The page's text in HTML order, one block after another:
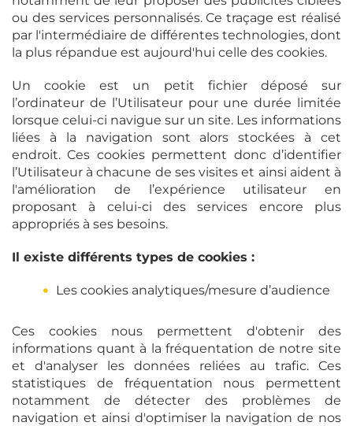
ou des services personnalisés. Ce traçage est réalisé
par l'intermédiaire de différentes technologies, dont
la plus répandue est aujourd'hui celle des cookies.
Un cookie est un petit fichier déposé sur
l’ordinateur de l’Utilisateur pour une durée limitée
lorsque celui-ci navigue sur un site. Les informations
liées à la navigation sont alors stockées à cet
endroit. Ces cookies permettent donc d’identifier
l’Utilisateur à chacune de ses visites et ainsi aident à
l'amélioration de l’expérience utilisateur en
proposant à celui-ci des services encore plus
appropriés à ses besoins.
Il existe différents types de cookies :
Les cookies analytiques/mesure d’audience
Ces cookies nous permettent d'obtenir des
informations quant à la fréquentation de notre site
et d'analyser les données reliées au trafic. Ces
statistiques de fréquentation nous permettent
notamment de détecter des problèmes de
navigation et ainsi d'optimiser la navigation de nos